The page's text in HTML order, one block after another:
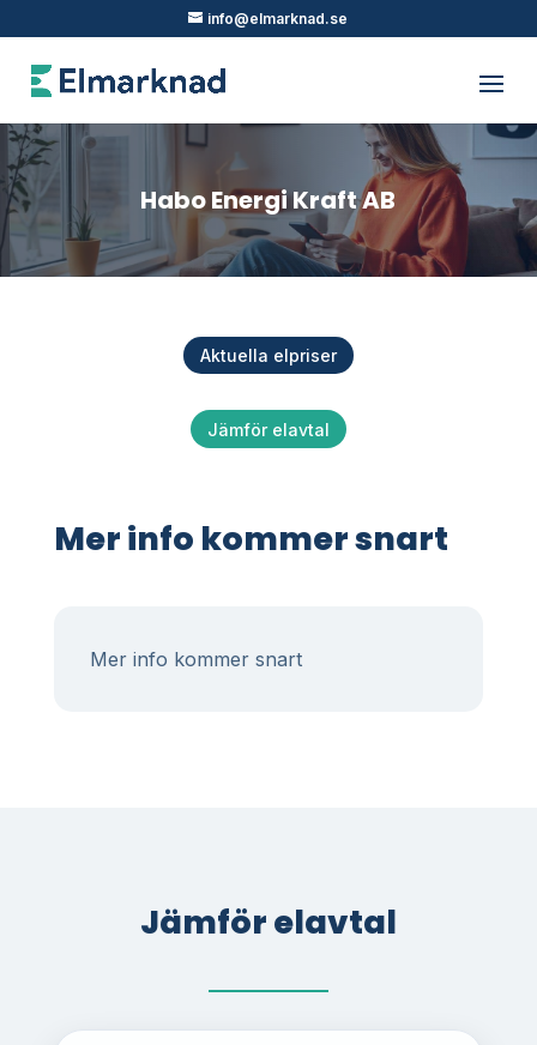
info@elmarknad.se
Habo Energi Kraft AB
Aktuella elpriser
Jämför elavtal
Mer info kommer snart
Mer info kommer snart
Jämför elavtal